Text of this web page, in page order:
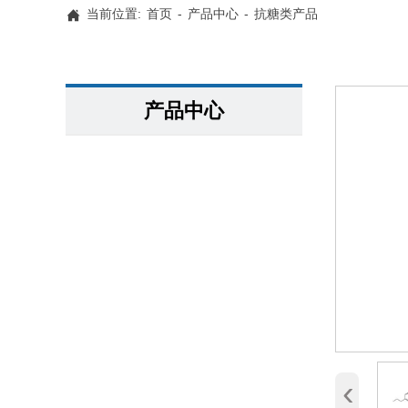
‹
 当前位置: 首页 - 产品中心 - 抗糖类产品
产品中心